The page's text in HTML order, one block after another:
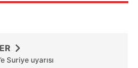
Suriye uyarısı